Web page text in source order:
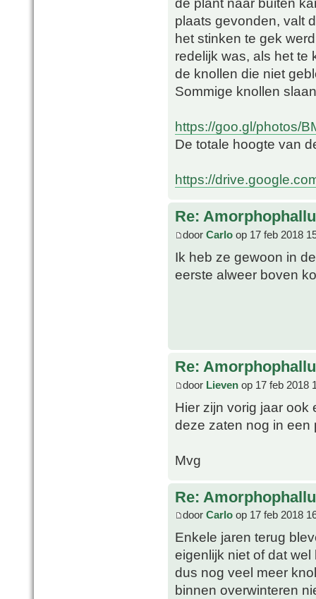
plaats gevonden, valt
het stinken te gek
redelijk was, als het te
de knollen die niet
Sommige knollen
https://goo.gl/photos/
De totale hoogte van
https://
Re:
door Carlo op 17 feb 2018
Ik heb ze gewoon in
eerste alweer boven
Re:
door Lieven op 17 feb 2018
Hier zijn vorig jaar
deze zaten nog in een
Mvg
Re:
door Carlo op 17 feb 2018
Enkele jaren terug
eigenlijk niet of dat
dus nog veel meer
binnen overwinteren